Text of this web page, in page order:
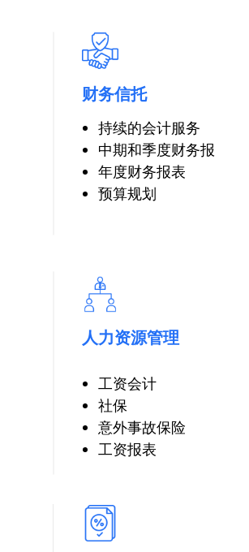
财务信托
人力资源管理
持续的会计服务
中期和季度财务报
年度财务报表
预算规划
工资会计
社保
意外事故保险
工资报表